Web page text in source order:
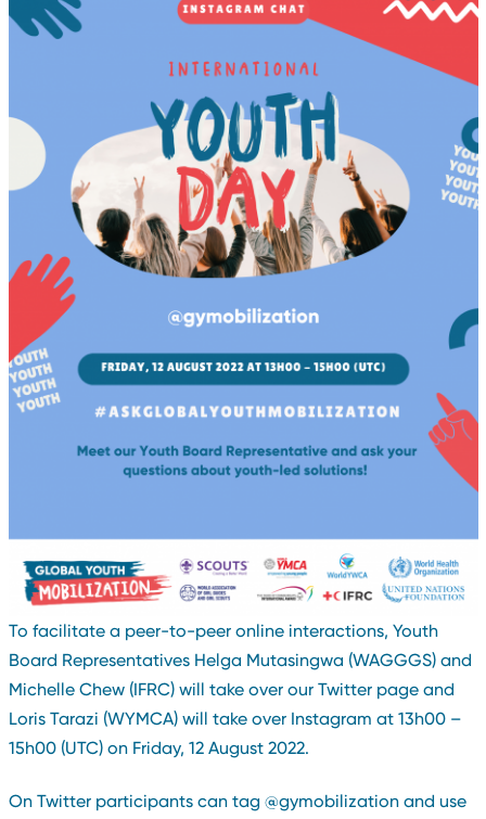
To facilitate a peer-to-peer online interactions, Youth
Board Representatives Helga Mutasingwa (WAGGGS) and
Michelle Chew (IFRC) will take over our Twitter page and
Loris Tarazi (WYMCA) will take over Instagram at 13h00 –
15h00 (UTC) on Friday, 12 August 2022.
On Twitter participants can tag @gymobilization and use